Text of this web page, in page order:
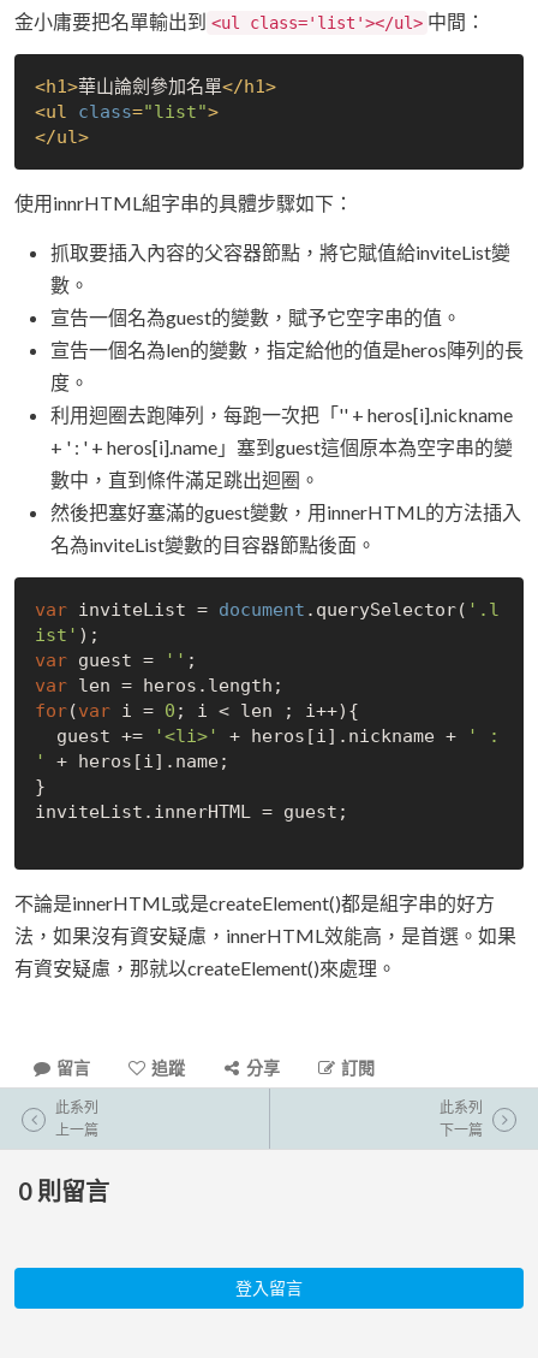
金小庸要把名單輸出到 <ul class='list'></ul> 中間：
<h1>華山論劍參加名單</h1>
<ul class="list">
</ul>
使用innrHTML組字串的具體步驟如下：
抓取要插入內容的父容器節點，將它賦值給inviteList變
數。
宣告一個名為guest的變數，賦予它空字串的值。
宣告一個名為len的變數，指定給他的值是heros陣列的長
度。
利用迴圈去跑陣列，每跑一次把「'' + heros[i].nickname
+ ' : ' + heros[i].name」塞到guest這個原本為空字串的變
數中，直到條件滿足跳出迴圈。
然後把塞好塞滿的guest變數，用innerHTML的方法插入
名為inviteList變數的目容器節點後面。
var inviteList = document .querySelector( '.l
ist'
var guest = ''
var
for(var i = 0 ; i < len ; i++){
  guest +=
'<li>' + heros[i].nickname +
' :
'
+ heros[i].name;
}
inviteList.innerHTML = guest;
不論是innerHTML或是createElement()都是組字串的好方
法，如果沒有資安疑慮，innerHTML效能高，是首選。如果
有資安疑慮，那就以createElement()來處理。
留言 追蹤 分享 訂閱
此系列
上一篇
此系列
下一篇
0 則留言
登入留言